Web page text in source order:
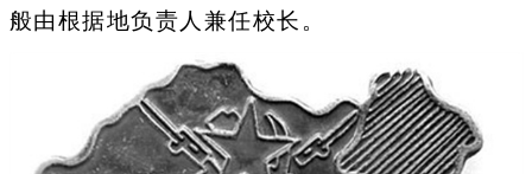
般由根据地负责人兼任校长。